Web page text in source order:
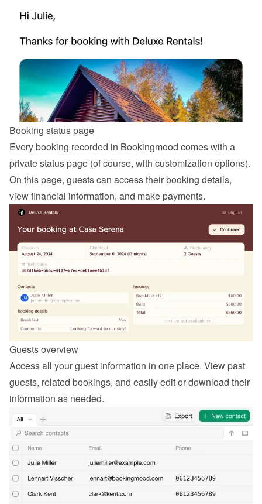
Booking status page
Every booking recorded in Bookingmood comes with a
private status page (of course, with customization options).
On this page, guests can access their booking details,
view financial information, and make payments.
Guests overview
Access all your guest information in one place. View past
guests, related bookings, and easily edit or download their
information as needed.